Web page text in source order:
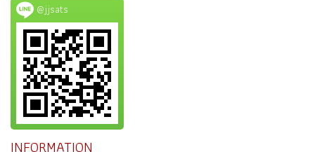
@jjsats
INFORMATION